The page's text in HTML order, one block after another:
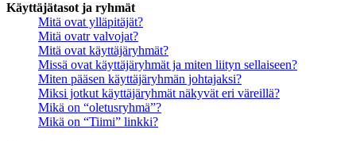
Käyttäjätasot ja ryhmät
Mitä ovat ylläpitäjät?
Mitä ovatr valvojat?
Mitä ovat käyttäjäryhmät?
Missä ovat käyttäjäryhmät ja miten liityn sellaiseen?
Miten pääsen käyttäjäryhmän johtajaksi?
Miksi jotkut käyttäjäryhmät näkyvät eri väreillä?
Mikä on “oletusryhmä”?
Mikä on “Tiimi” linkki?